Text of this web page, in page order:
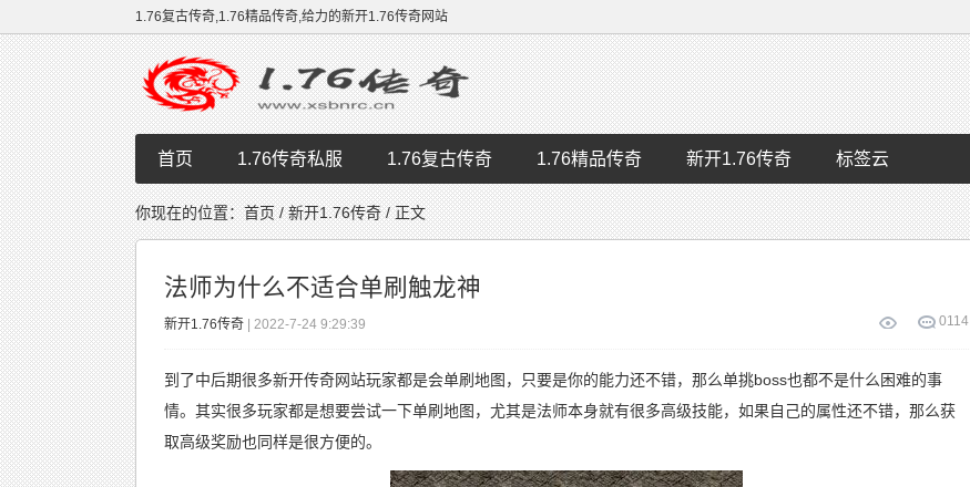
1.76复古传奇,1.76精品传奇,给力的新开1.76传奇网站
首页 1.76传奇私服 1.76复古传奇 1.76精品传奇 新开1.76传奇 标签云
你现在的位置：首页/新开1.76传奇/ 正文
法师为什么不适合单刷触龙神
114
0
新开1.76传奇 | 2022-7-24 9:29:39
到了中后期很多新开传奇网站玩家都是会单刷地图，只要是你的能力还不错，那么单挑boss也都不是什么困难的事
情。其实很多玩家都是想要尝试一下单刷地图，尤其是法师本身就有很多高级技能，如果自己的属性还不错，那么获
取高级奖励也同样是很方便的。